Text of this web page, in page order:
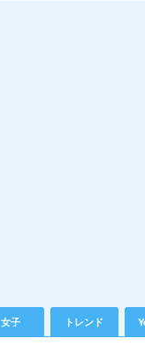
女子 トレンド